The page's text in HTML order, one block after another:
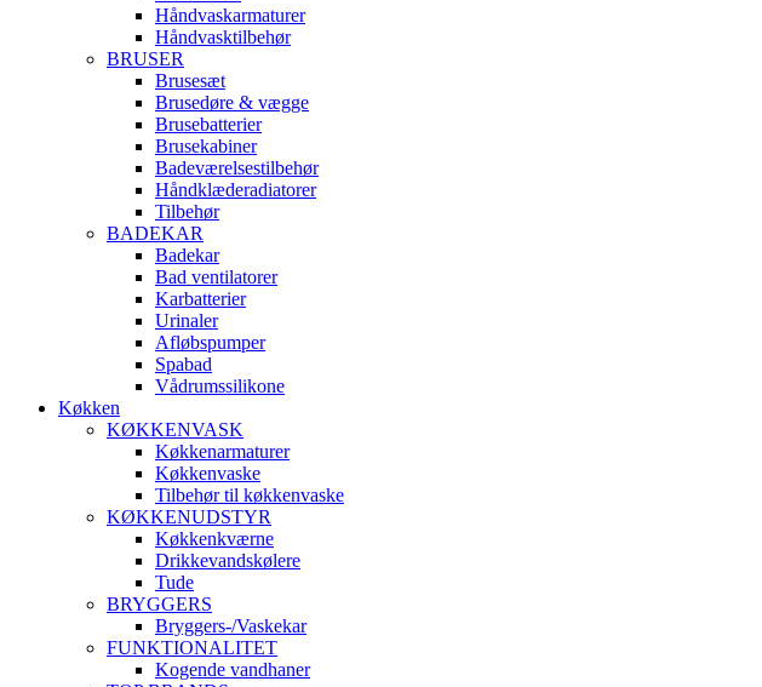
Håndvaskarmaturer
Håndvasktilbehør
BRUSER
Brusesæt
Brusedøre & vægge
Brusebatterier
Brusekabiner
Badeværelsestilbehør
Håndklæderadiatorer
Tilbehør
BADEKAR
Badekar
Bad ventilatorer
Karbatterier
Urinaler
Afløbspumper
Spabad
Vådrumssilikone
Køkken
KØKKENVASK
Køkkenarmaturer
Køkkenvaske
Tilbehør til køkkenvaske
KØKKENUDSTYR
Køkkenkværne
Drikkevandskølere
Tude
BRYGGERS
Bryggers-/Vaskekar
FUNKTIONALITET
Kogende vandhaner